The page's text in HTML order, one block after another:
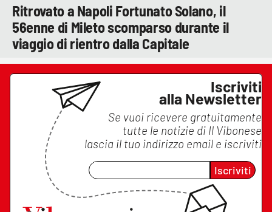
Ritrovato a Napoli Fortunato Solano, il
56enne di Mileto scomparso durante il
viaggio di rientro dalla Capitale
Iscriviti
alla Newsletter
Se vuoi ricevere gratuitamente
tutte le notizie di Il Vibonese
lascia il tuo indirizzo email e iscriviti
Iscriviti